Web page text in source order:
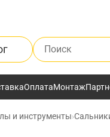
Поиск по каталогу
ОплатаМонтаж
и инструменты›